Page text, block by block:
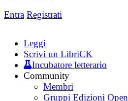
Entra Registrati
Leggi
Scrivi un LibriCK
Incubatore letterario
Community
Membri
Gruppi Edizioni Open